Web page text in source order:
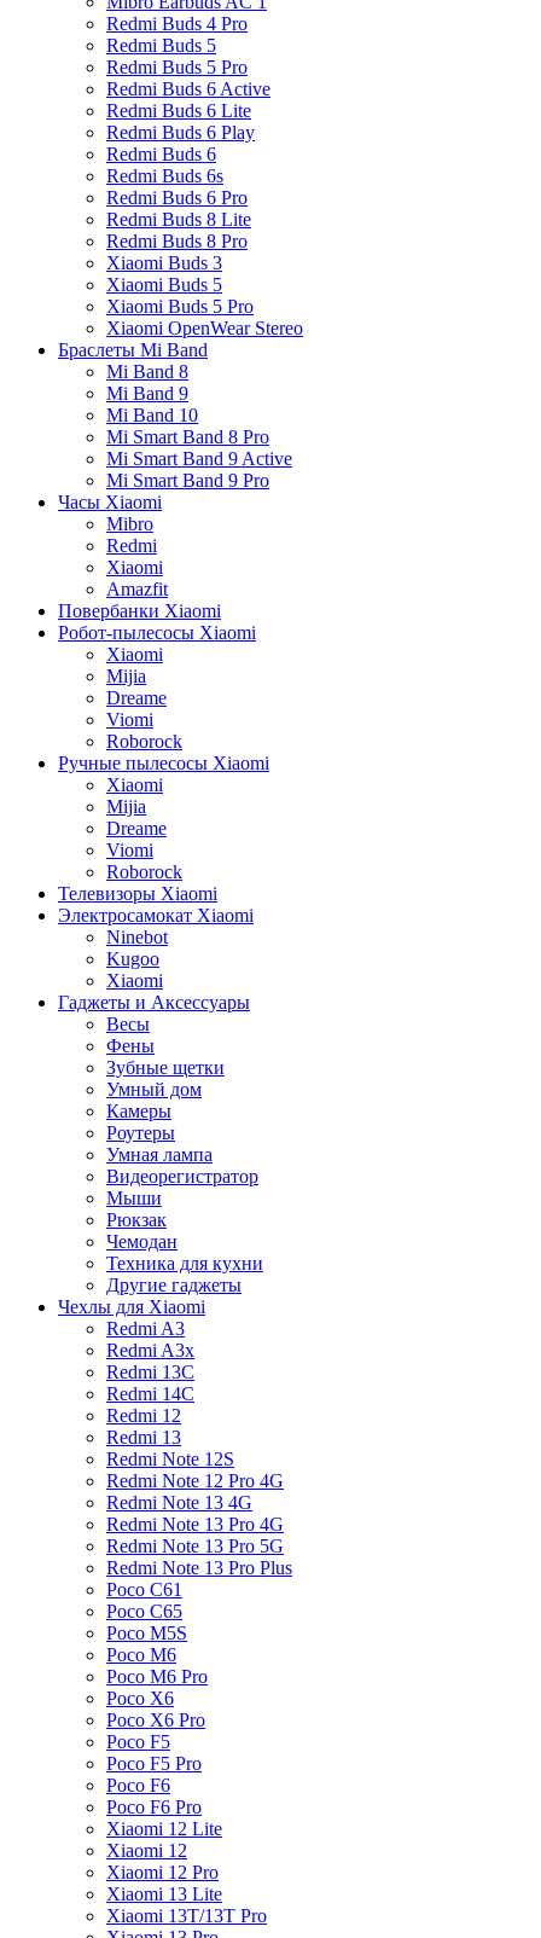
Redmi Buds 4 Pro
Redmi Buds 5
Redmi Buds 5 Pro
Redmi Buds 6 Active
Redmi Buds 6 Lite
Redmi Buds 6 Play
Redmi Buds 6
Redmi Buds 6s
Redmi Buds 6 Pro
Redmi Buds 8 Lite
Redmi Buds 8 Pro
Xiaomi Buds 3
Xiaomi Buds 5
Xiaomi Buds 5 Pro
Xiaomi OpenWear Stereo
Браслеты Mi Band
Mi Band 8
Mi Band 9
Mi Band 10
Mi Smart Band 8 Pro
Mi Smart Band 9 Active
Mi Smart Band 9 Pro
Часы Xiaomi
Mibro
Redmi
Xiaomi
Amazfit
Повербанки Xiaomi
Робот-пылесосы Xiaomi
Xiaomi
Mijia
Dreame
Viomi
Roborock
Ручные пылесосы Xiaomi
Xiaomi
Mijia
Dreame
Viomi
Roborock
Телевизоры Xiaomi
Электросамокат Xiaomi
Ninebot
Kugoo
Xiaomi
Гаджеты и Аксессуары
Весы
Фены
Зубные щетки
Умный дом
Камеры
Роутеры
Умная лампа
Видеорегистратор
Мыши
Рюкзак
Чемодан
Техника для кухни
Другие гаджеты
Чехлы для Xiaomi
Redmi A3
Redmi A3x
Redmi 13C
Redmi 14C
Redmi 12
Redmi 13
Redmi Note 12S
Redmi Note 12 Pro 4G
Redmi Note 13 4G
Redmi Note 13 Pro 4G
Redmi Note 13 Pro 5G
Redmi Note 13 Pro Plus
Poco C61
Poco C65
Poco M5S
Poco M6
Poco M6 Pro
Poco X6
Poco X6 Pro
Poco F5
Poco F5 Pro
Poco F6
Poco F6 Pro
Xiaomi 12 Lite
Xiaomi 12
Xiaomi 12 Pro
Xiaomi 13 Lite
Xiaomi 13T/13T Pro